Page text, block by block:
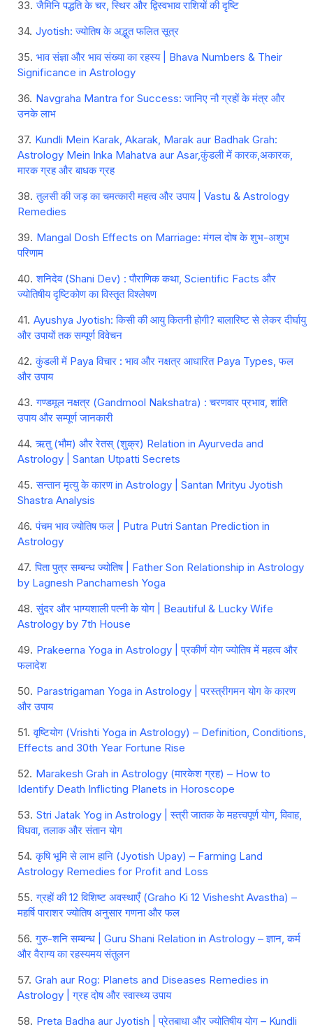
जैमिनि पद्धति के चर, स्थिर और द्विस्वभाव राशियों की दृष्टि
Jyotish: ज्योतिष के अद्भुत फलित सूत्र
भाव संज्ञा और भाव संख्या का रहस्य | Bhava Numbers & Their
Significance in Astrology
Navgraha Mantra for Success: जानिए नौ ग्रहों के मंत्र और
उनके लाभ
Kundli Mein Karak, Akarak, Marak aur Badhak Grah:
Astrology Mein Inka Mahatva aur Asar,कुंडली में कारक,अकारक,
मारक ग्रह और बाधक ग्रह
तुलसी की जड़ का चमत्कारी महत्व और उपाय | Vastu & Astrology
Remedies
Mangal Dosh Effects on Marriage: मंगल दोष के शुभ-अशुभ
परिणाम
शनिदेव (Shani Dev) : पौराणिक कथा, Scientific Facts और
ज्योतिषीय दृष्टिकोण का विस्तृत विश्लेषण
Ayushya Jyotish: किसी की आयु कितनी होगी? बालारिष्ट से लेकर दीर्घायु
और उपायों तक सम्पूर्ण विवेचन
कुंडली में Paya विचार : भाव और नक्षत्र आधारित Paya Types, फल
और उपाय
गण्डमूल नक्षत्र (Gandmool Nakshatra) : चरणवार प्रभाव, शांति
उपाय और सम्पूर्ण जानकारी
ऋतु (भौम) और रेतस् (शुक्र) Relation in Ayurveda and
Astrology | Santan Utpatti Secrets
सन्तान मृत्यु के कारण in Astrology | Santan Mrityu Jyotish
Shastra Analysis
पंचम भाव ज्योतिष फल | Putra Putri Santan Prediction in
Astrology
पिता पुत्र सम्बन्ध ज्योतिष | Father Son Relationship in Astrology
by Lagnesh Panchamesh Yoga
सुंदर और भाग्यशाली पत्नी के योग | Beautiful & Lucky Wife
Astrology by 7th House
Prakeerna Yoga in Astrology | प्रकीर्ण योग ज्योतिष में महत्व और
फलादेश
Parastrigaman Yoga in Astrology | परस्त्रीगमन योग के कारण
और उपाय
वृष्टियोग (Vrishti Yoga in Astrology) – Definition, Conditions,
Effects and 30th Year Fortune Rise
Marakesh Grah in Astrology (मारकेश ग्रह) – How to
Identify Death Inflicting Planets in Horoscope
Stri Jatak Yog in Astrology | स्त्री जातक के महत्त्वपूर्ण योग, विवाह,
विधवा, तलाक और संतान योग
कृषि भूमि से लाभ हानि (Jyotish Upay) – Farming Land
Astrology Remedies for Profit and Loss
ग्रहों की 12 विशिष्ट अवस्थाएँ (Graho Ki 12 Vishesht Avastha) –
महर्षि पाराशर ज्योतिष अनुसार गणना और फल
गुरु-शनि सम्बन्ध | Guru Shani Relation in Astrology – ज्ञान, कर्म
और वैराग्य का रहस्यमय संतुलन
Grah aur Rog: Planets and Diseases Remedies in
Astrology | ग्रह दोष और स्वास्थ्य उपाय
Preta Badha aur Jyotish | प्रेतबाधा और ज्योतिषीय योग – Kundli